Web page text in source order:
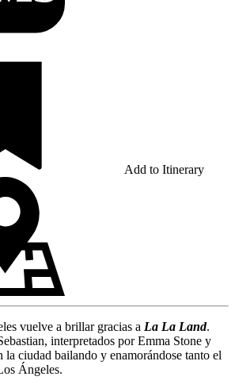
Add to Itinerary
vuelve a brillar gracias a La La Land.
interpretados por Emma Stone y
ciudad bailando y enamorándose tanto el
Ángeles.